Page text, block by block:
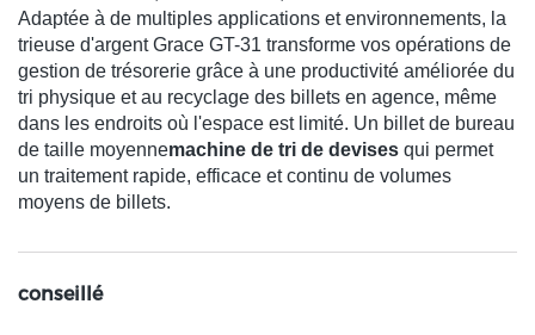
Adaptée à de multiples applications et environnements, la
trieuse d'argent Grace GT-31 transforme vos opérations de
gestion de trésorerie grâce à une productivité améliorée du
tri physique et au recyclage des billets en agence, même
dans les endroits où l'espace est limité. Un billet de bureau
de taille moyennemachine de tri de devises qui permet
un traitement rapide, efficace et continu de volumes
moyens de billets.
conseillé